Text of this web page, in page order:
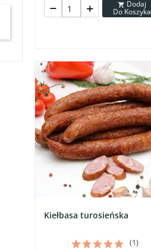

Do Koszyka
Kiełbasa turosieńska
(1)